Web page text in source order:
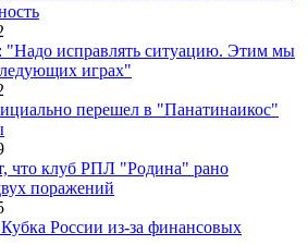
"Надо исправлять ситуацию. Этим мы
играх"
перешел в "Панатинаикос"
что клуб РПЛ "Родина" рано
поражений
России из-за финансовых